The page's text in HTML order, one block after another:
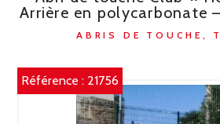
Arrière en polycarbonate
ABRIS DE TOUCHE,
Référence : 21756